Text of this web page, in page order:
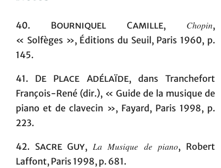
40. Bourniquel Camille, Chopin,
« Solfèges », Éditions du Seuil, Paris 1960, p.
145.
41. De Place Adélaïde, dans
Tranchefort
François-René (dir.), « Guide de la musique de
piano et de clavecin », Fayard, Paris 1998, p.
223.
42. Sacre Guy, La Musique de piano, Robert
Laffont, Paris 1998, p. 681.